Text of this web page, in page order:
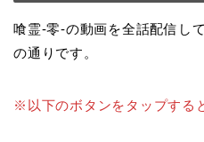
喰霊-零-の動画を全話配信し
の通りです。
※以下のボタンをタップする